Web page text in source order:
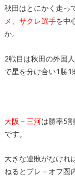
秋田はとにかく走っ
メ、サクレ選手を中
か。
2戦目は秋田の外国
で星を分け合い1勝1
大阪－三河は勝率5
です。
大きな連敗がなけれ
ねるとプレ－オフ圏